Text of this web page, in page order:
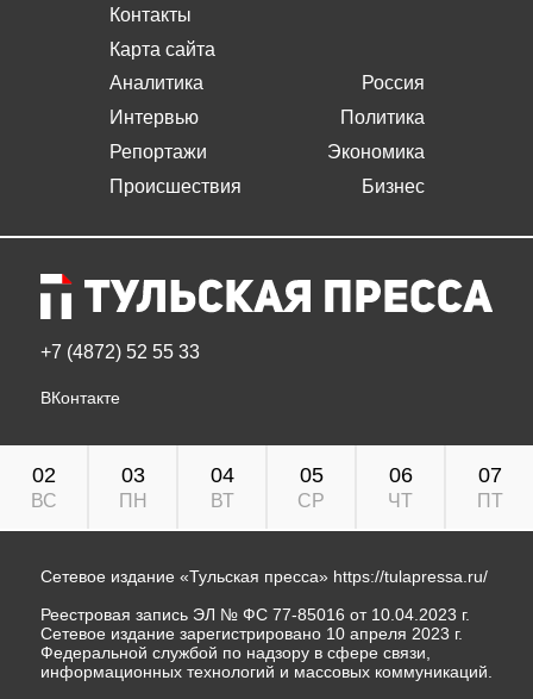
Контакты
Карта сайта
Аналитика
Интервью
Репортажи
Происшествия
Россия
Политика
Экономика
Бизнес
+7 (4872) 52 55 33
ВКонтакте
02
ВС
03
ПН
04
ВТ
05
СР
06
ЧТ
07
ПТ
Сетевое издание «Тульская пресса» https://tulapressa.ru/
Реестровая запись ЭЛ № ФС 77-85016 от 10.04.2023 г.
Сетевое издание зарегистрировано 10 апреля 2023 г.
Федеральной службой по надзору в сфере связи,
информационных технологий и массовых коммуникаций.